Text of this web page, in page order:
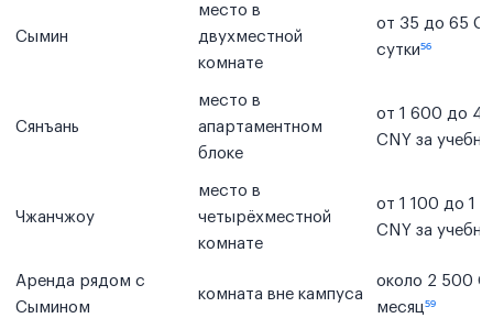
Сымин
место в
двухместной
комнате
от 35 до 65
сутки⁵⁶
Сянъань
место в
апартаментном
блоке
от 1 600 до 4
CNY за
Чжанчжоу
место в
четырёхместной
комнате
от 1 100 до 1
CNY за
Аренда рядом с
Сымином
комната вне кампуса
около 2 500
месяц⁵⁹